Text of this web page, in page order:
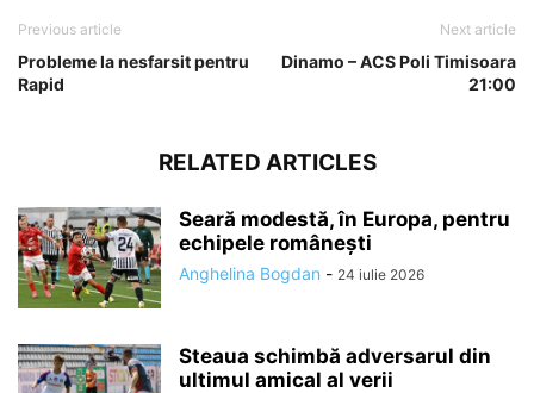
Previous article
Probleme la nesfarsit pentru
Rapid
Next article
Dinamo – ACS Poli Timisoara
21:00
RELATED ARTICLES
Seară modestă, în Europa, pentru
echipele românești
Anghelina Bogdan - 24 iulie 2026
Steaua schimbă adversarul din
ultimul amical al verii